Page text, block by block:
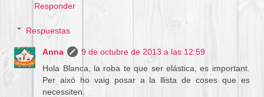
Responder
Respuestas
Anna
9 de octubre de 2013 a las 12:59
Hola Blanca, la roba te que ser elástica, es important.
Per aixó ho vaig posar a la llista de coses que es
necessiten.